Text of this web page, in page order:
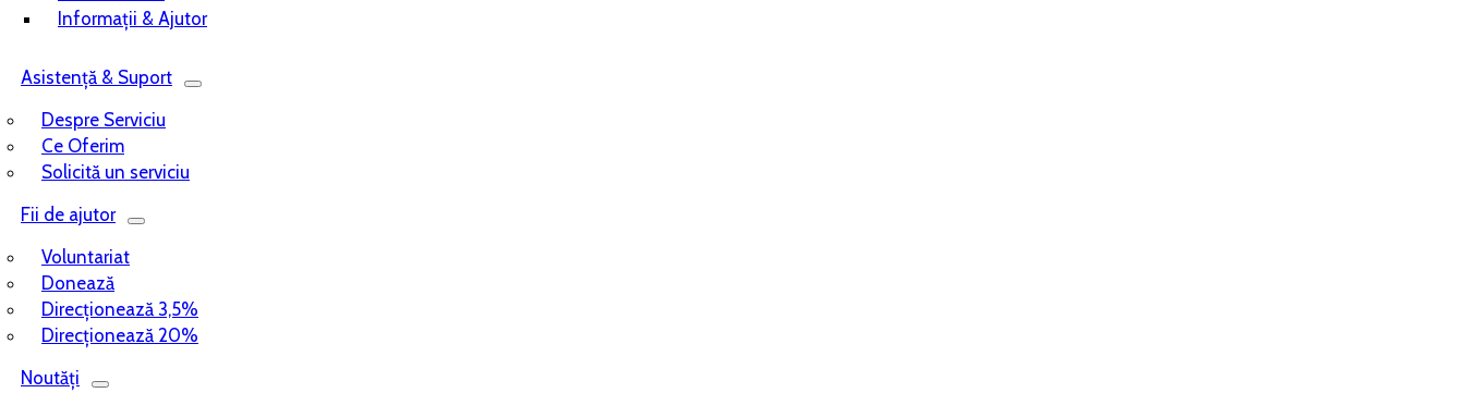
Informații & Ajutor
Asistență & Suport
Despre Serviciu
Ce Oferim
Solicită un serviciu
Fii de ajutor
Voluntariat
Donează
Direcționează 3,5%
Direcționează 20%
Noutăți